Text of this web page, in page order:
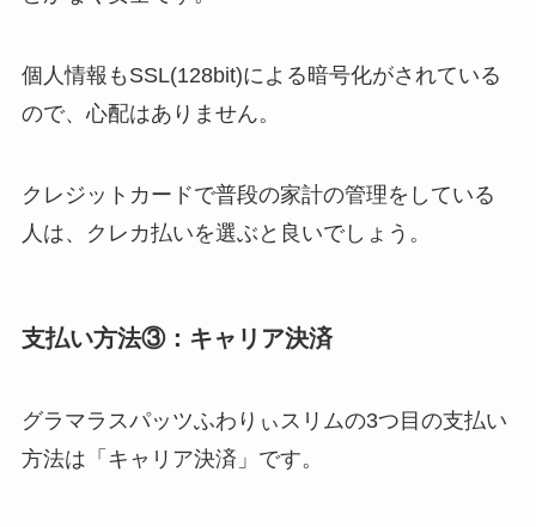
個人情報もSSL(128bit)による暗号化がされている
ので、心配はありません。
クレジットカードで普段の家計の管理をしている
人は、クレカ払いを選ぶと良いでしょう。
支払い方法③：キャリア決済
グラマラスパッツふわりぃスリムの3つ目の支払い
方法は「キャリア決済」です。